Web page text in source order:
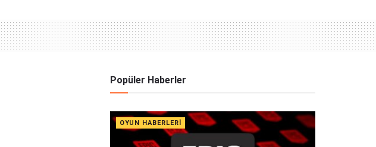
Popüler Haberler
OYUN HABERLERI